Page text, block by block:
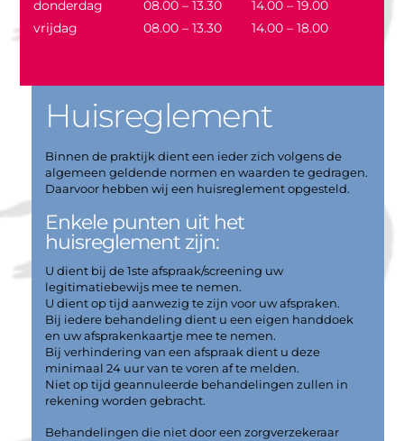
donderdag
08.00 – 13.30
14.00 – 19.00
vrijdag
08.00 – 13.30 14.00 – 18.00
Huisreglement
Binnen de praktijk dient een ieder zich volgens de
algemeen geldende normen en waarden te gedragen.
Daarvoor hebben wij een huisreglement opgesteld.
Enkele punten uit het
huisreglement zijn:
U dient bij de 1ste afspraak/screening uw
legitimatiebewijs mee te nemen.
U dient op tijd aanwezig te zijn voor uw afspraken.
Bij iedere behandeling dient u een eigen handdoek
en uw afsprakenkaartje mee te nemen.
Bij verhindering van een afspraak dient u deze
minimaal 24 uur van te voren af te melden.
Niet op tijd geannuleerde behandelingen zullen in
rekening worden gebracht.
Behandelingen die niet door een zorgverzekeraar